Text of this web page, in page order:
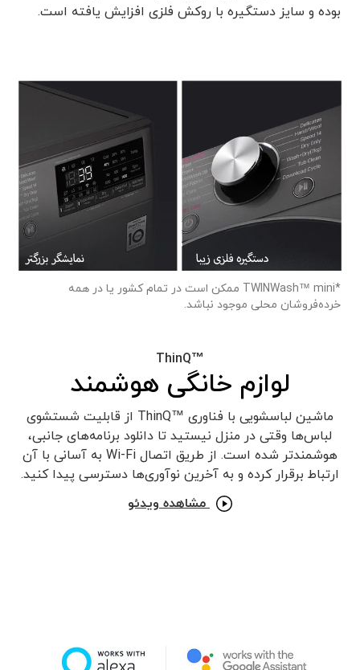
بوده و سایز دستگیره با روکش فلزی افزایش یافته است.
*TWINWash™ mini ممکن است در تمام کشور یا در همه
خرده‌فروشان محلی موجود نباشد.
ThinQ™‎
لوازم خانگی هوشمند
ماشین لباسشویی با فناوری ™ThinQ از قابلیت شستشوی
لباس‌ها وقتی در منزل نیستید تا دانلود برنامه‌های جانبی،
هوشمندتر شده است. از طریق اتصال Wi-Fi به آسانی با آن
ارتباط برقرار کرده و به آخرین نوآوری‌ها دسترسی پیدا کنید.
مشاهده ویدئو